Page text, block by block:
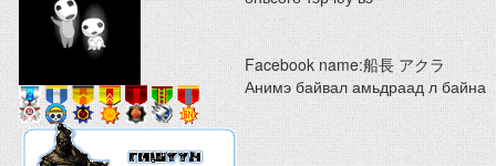
Facebook name:船長 アクラ
Анимэ байвал амьдраад л байна